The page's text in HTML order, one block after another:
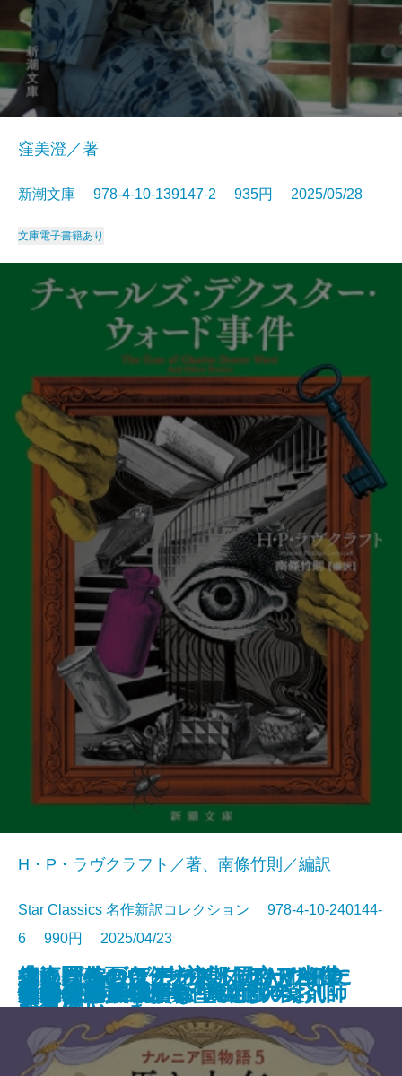
ナルニア国物語6 魔術師のおい
ゆるやかに生贄は
町内会死者蘇生事件
荒地の家族
鬼にきんつば─坊主と同心、幽世
しらべ─
大江戸春画ウォーズ UTAMARO
伝
編めば編むほどわたしはわたしに
なっていった
捜査圏外の条件─初期ミステリ傑
作集(三)─
夏日狂想
窪美澄／著
新潮文庫 978-4-10-139147-2 935円 2025/05/28
文庫電子書籍あり
チャールズ・デクスター・ウォー
ド事件
H・P・ラヴクラフト／著、南條竹則／編訳
Star Classics 名作新訳コレクション 978-4-10-240144-
6 990円 2025/04/23
文庫電子書籍あり
ナルニア国物語5 馬と少年
罪の水際
あやかしの仇討ち 幽世の薬剤師
街とその不確かな壁〔上〕
街とその不確かな壁〔下〕
天路の旅人〔上〕
天路の旅人〔下〕
怪物
田沼と蔦重
ヤクザの子